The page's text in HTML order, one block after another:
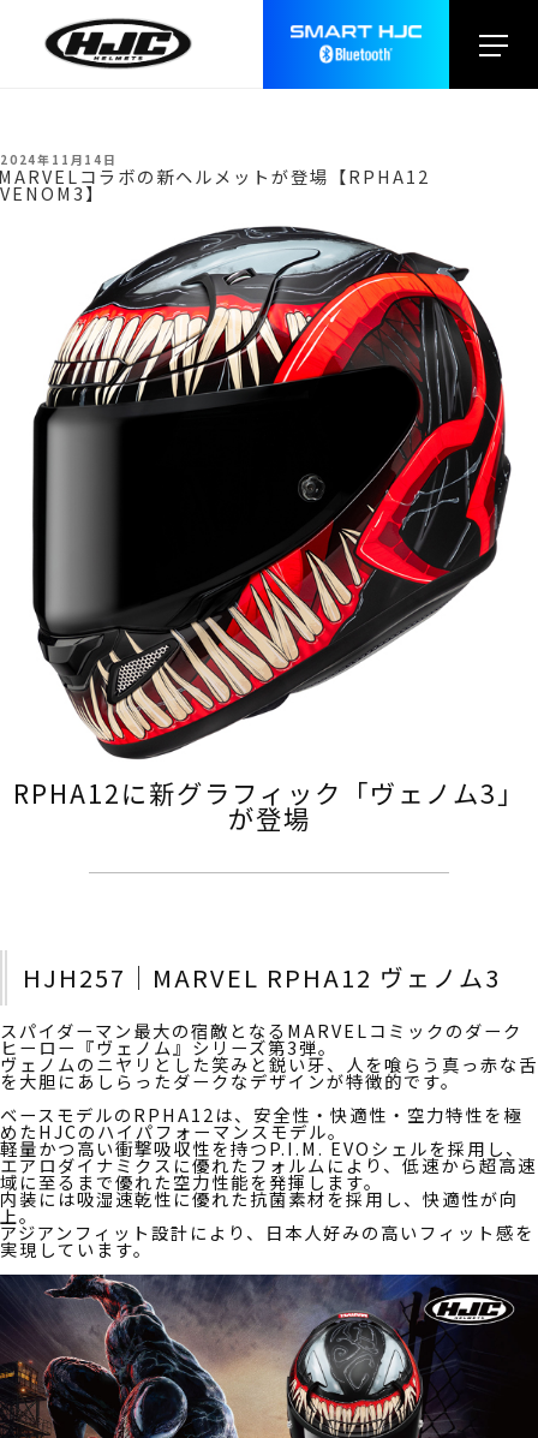
2024年11月
投
稿
日:
2024年11月14日
コラボの新ヘルメットが登場【RPHA12
VENOM3】
RPHA12に新グラフィック「ヴェノム3」
が登場
HJH257｜MARVEL RPHA12 ヴェノム3
スパイダーマン最大の宿敵となるMARVELコミックのダーク
ヒーロー『ヴェノム』シリーズ第3弾。
ヴェノムのニヤリとした笑みと鋭い牙、人を喰らう真っ赤な舌
を大胆にあしらったダークなデザインが特徴的です。
ベースモデルのRPHA12は、安全性・快適性・空力特性を極
めたHJCのハイパフォーマンスモデル。
軽量かつ高い衝撃吸収性を持つP.I.M. EVOシェルを採用し、
エアロダイナミクスに優れたフォルムにより、低速から超高速
域に至るまで優れた空力性能を発揮します。
内装には吸湿速乾性に優れた抗菌素材を採用し、快適性が向
上。
アジアンフィット設計により、日本人好みの高いフィット感を
実現しています。